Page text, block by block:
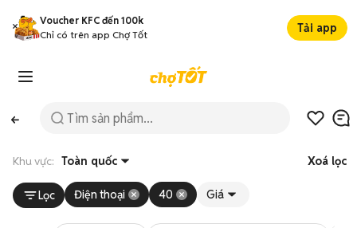
Voucher KFC đến 100k
Chỉ có trên app Chợ Tốt
Tải app
Khu vực: Toàn quốc Xoá lọc
Lọc Điện thoại 40 Giá